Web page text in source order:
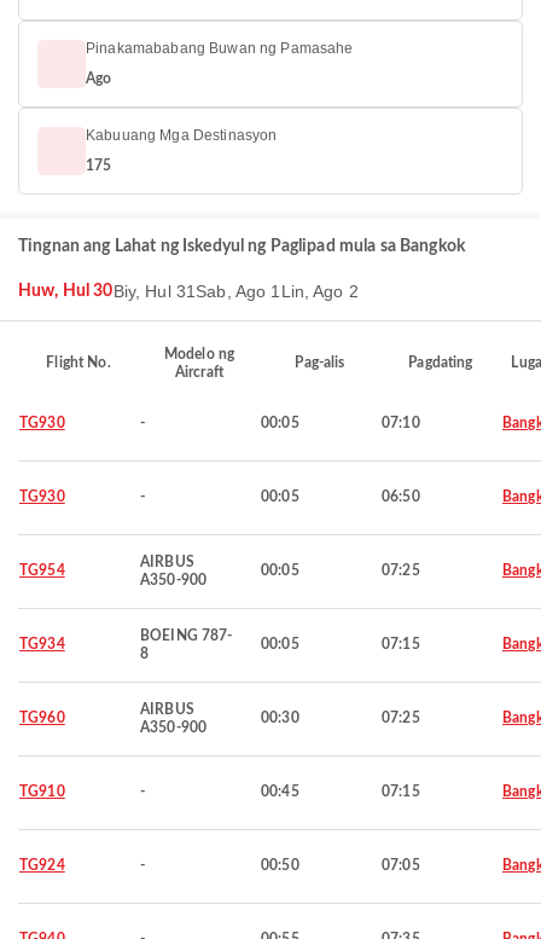
Pinakamababang Buwan ng Pamasahe
Ago
Kabuuang Mga Destinasyon
175
Tingnan ang Lahat ng Iskedyul ng Paglipad mula sa Bangkok
Huw, Hul 30Biy, Hul 31 Sab, Ago 1 Lin, Ago 2
Flight No.
Modelo ng
Aircraft
Pag-alis Pagdating
TG930 - 00:05 07:10
TG930 - 00:05 06:50
TG954
AIRBUS
A350-900
00:05 07:25
TG934
BOEING 787-
8
00:05 07:15
TG960
AIRBUS
A350-900
00:30 07:25
TG910 - 00:45 07:15
TG924 - 00:50 07:05